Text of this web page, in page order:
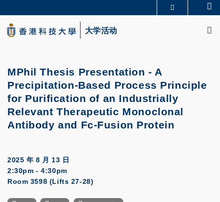
to
main
content
生活@科大
大学活动
MPhil Thesis Presentation - A
Precipitation-Based Process Principle
for Purification of an Industrially
Relevant Therapeutic Monoclonal
Antibody and Fc-Fusion Protein
2025 年 8 月 13 日
2:30pm - 4:30pm
Room 3598 (Lifts 27-28)